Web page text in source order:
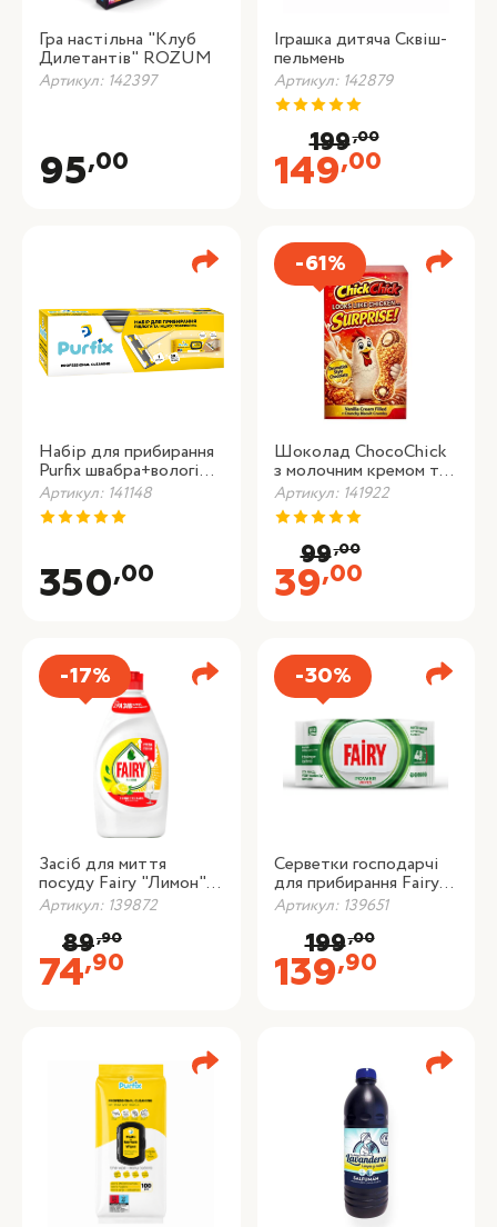
Гра настільна "Клуб
Дилетантів" ROZUM
Артикул: 142397
95,00
Іграшка дитяча Сквіш-
пельмень
Артикул: 142879
149,00
199,00
Набір для прибирання
Purfix швабра+вологі
серветки
Артикул: 141148
350,00
-61%
Шоколад ChocoChick
з молочним кремом та
пряним печивом 60г
Артикул: 141922
39,00
99,00
-17%
Засіб для миття
посуду Fairy "Лимон",
450 мл
Артикул: 139872
74,90
89,90
-30%
Серветки господарчі
для прибирання Fairy
"Power", 100 шт./уп.
Артикул: 139651
139,90
199,00